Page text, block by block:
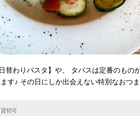
替わりパスタ】や、 タパスは定番のもの
す♪ その日にしか出会えない特別なおつま
切可